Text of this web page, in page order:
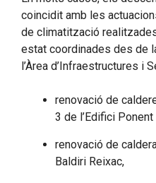
coincidit amb les
de climatització
estat coordinades des de
l’Àrea d’Infraestructures i
renovació de
3 de l’Edifici
renovació de
Baldiri Reixac,